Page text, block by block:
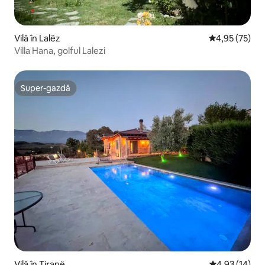
Vilă în Lalëz Scor mediu
4,95 (75)
Villa Hana, golful Lalezi
Super-gazdă
Super-gazdă